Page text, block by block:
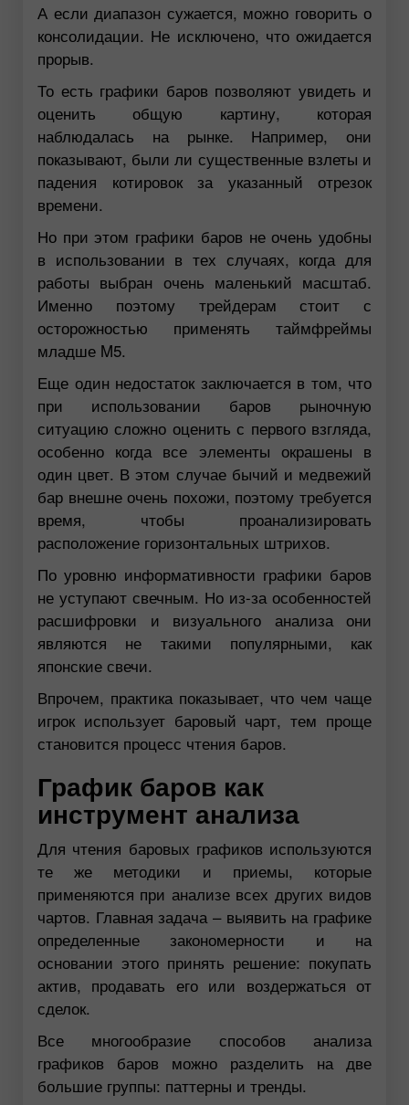
А если диапазон сужается, можно говорить о
консолидации. Не исключено, что ожидается
прорыв.
То есть графики баров позволяют увидеть и
оценить общую картину, которая
наблюдалась на рынке. Например, они
показывают, были ли существенные взлеты и
падения котировок за указанный отрезок
времени.
Но при этом графики баров не очень удобны
в использовании в тех случаях, когда для
работы выбран очень маленький масштаб.
Именно поэтому трейдерам стоит с
осторожностью применять таймфреймы
младше M5.
Еще один недостаток заключается в том, что
при использовании баров рыночную
ситуацию сложно оценить с первого взгляда,
особенно когда все элементы окрашены в
один цвет. В этом случае бычий и медвежий
бар внешне очень похожи, поэтому требуется
время, чтобы проанализировать
расположение горизонтальных штрихов.
По уровню информативности графики баров
не уступают свечным. Но из-за особенностей
расшифровки и визуального анализа они
являются не такими популярными, как
японские свечи.
Впрочем, практика показывает, что чем чаще
игрок использует баровый чарт, тем проще
становится процесс чтения баров.
График баров как
инструмент анализа
Для чтения баровых графиков используются
те же методики и приемы, которые
применяются при анализе всех других видов
чартов. Главная задача – выявить на графике
определенные закономерности и на
основании этого принять решение: покупать
актив, продавать его или воздержаться от
сделок.
Все многообразие способов анализа
графиков баров можно разделить на две
большие группы: паттерны и тренды.